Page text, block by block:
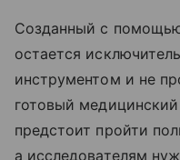
Созданный с
остается
инструментом и не
готовый
предстоит пройти
а исследователям